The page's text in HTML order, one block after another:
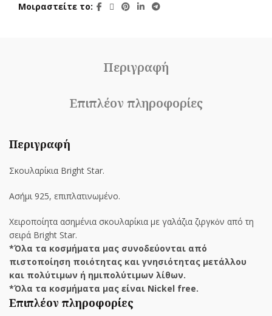
Μοιραστείτε το
Περιγραφή
Επιπλέον πληροφορίες
Περιγραφή
Σκουλαρίκια Bright Star.
Ασήμι 925, επιπλατινωμένο.
Χειροποίητα ασημένια σκουλαρίκια με γαλάζια ζιργκὀν από τη
σειρά Bright Star.
*Όλα τα κοσμήματα μας συνοδεύονται από
πιστοποίηση ποιότητας και γνησιότητας μετάλλου
και πολύτιμων ή ημιπολύτιμων λίθων.
*Όλα τα κοσμήματα μας είναι Nickel free.
Επιπλέον πληροφορίες